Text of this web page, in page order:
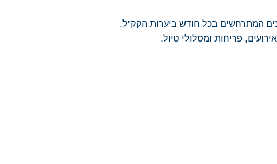
המתרחשים בכל חודש ביערות הקק”ל.
פריחות ומסלולי טיול.